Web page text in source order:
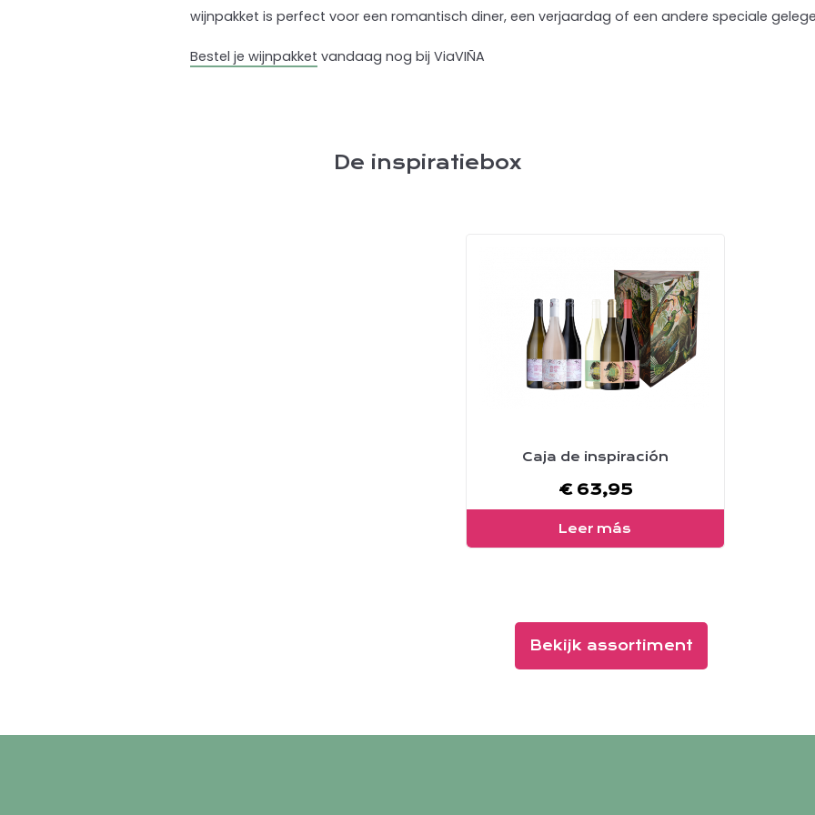
wijnpakket is perfect voor een romantisch diner, een verjaardag of een andere speciale
Bestel je wijnpakket vandaag nog bij ViaVIÑA
De inspiratiebox
Caja de inspiración
€63,95
Leer más
Bekijk assortiment